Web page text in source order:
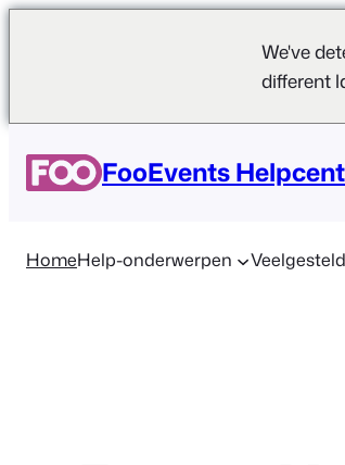
We've
different
naar
de
FooEvents
HomeHelp-onderwerpen